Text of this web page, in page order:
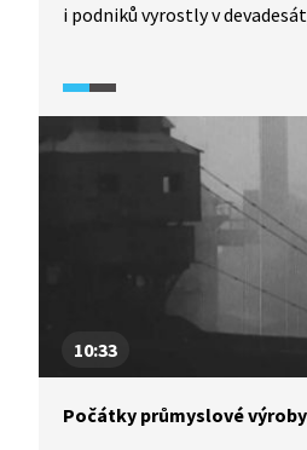
i podniků vyrostly v
spolumajitel Ivan Jonák. V
Vizitka z roku 1994 uvidíte
podnikatele devadesátých
a vekslák se po sametové
podnikatelem a chvilkovou
10:33
Počátky průmyslové výroby